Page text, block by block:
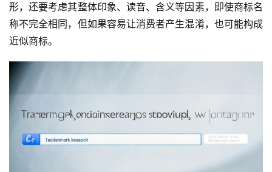
形，还要考虑其整体印象、读音、含义等因素，即使商标名
称不完全相同，但如果容易让消费者产生混淆，也可能构成
近似商标。